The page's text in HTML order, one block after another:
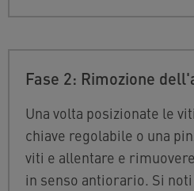
Fase 2: Rimozione
Una volta posizionate le
chiave regolabile o una
viti e allentare e
in senso antiorario. Si